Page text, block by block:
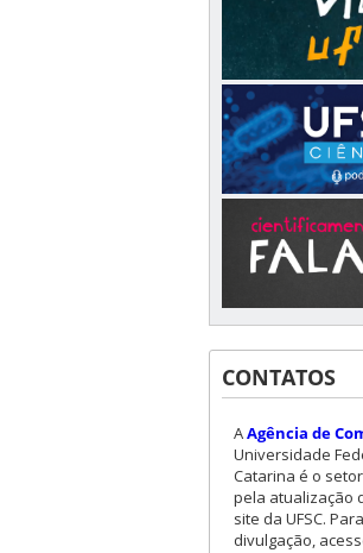
CONTATOS
AAgência de
Universidade
Catarina é o
pela atualização
site da UFSC.
divulgação,